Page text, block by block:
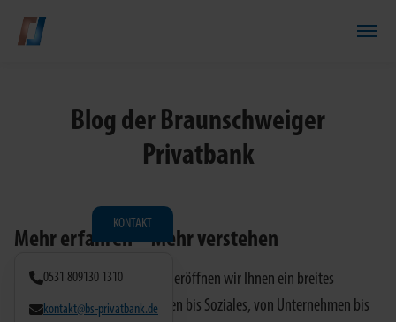
Zum Hauptinhalt springen
KONTAKT
0531 809130 1310
kontakt@bs-privatbank.de
Blog der Braunschweiger
Privatbank
Mehr erfahren – Mehr verstehen
Mit unserem Online-Magazin eröffnen wir Ihnen ein breites
Themenspektrum von Finanzen bis Soziales, von Unternehmen bis